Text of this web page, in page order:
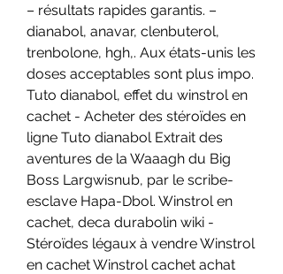
– résultats rapides garantis. –
dianabol, anavar, clenbuterol,
trenbolone, hgh,. Aux états-unis les
doses acceptables sont plus impo.
Tuto dianabol, effet du winstrol en
cachet - Acheter des stéroïdes en
ligne Tuto dianabol Extrait des
aventures de la Waaagh du Big
Boss Largwisnub, par le scribe-
esclave Hapa-Dbol. Winstrol en
cachet, deca durabolin wiki -
Stéroïdes légaux à vendre Winstrol
en cachet Winstrol cachet achat